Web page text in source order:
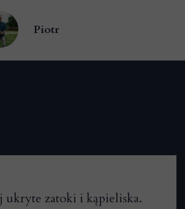
Piotr
ukryte zatoki i kąpieliska.